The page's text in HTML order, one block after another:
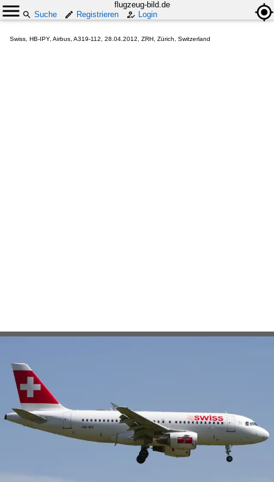
flugzeug-bild.de
Suche
Registrieren Login
Swiss, HB-IPY, Airbus, A319-112, 28.04.2012, ZRH, Zürich, Switzerland